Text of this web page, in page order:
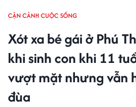
CẬN CẢNH CUỘC SỐNG
Xót xa bé gái ở Phú
khi sinh con khi 11
vượt mặt nhưng vẫn
đùa